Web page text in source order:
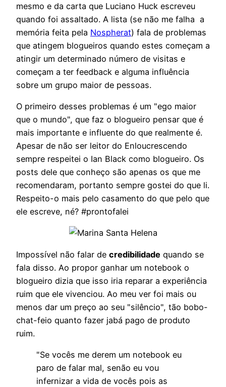
mesmo e da carta que Luciano Huck escreveu
quando foi assaltado. A lista (se não me falha a
memória feita pela Nospherat) fala de problemas
que atingem blogueiros quando estes começam a
atingir um determinado número de visitas e
começam a ter feedback e alguma influência
sobre um grupo maior de pessoas.
O primeiro desses problemas é um "ego maior
que o mundo", que faz o blogueiro pensar que é
mais importante e influente do que realmente é.
Apesar de não ser leitor do Enloucrescendo
sempre respeitei o Ian Black como blogueiro. Os
posts dele que conheço são apenas os que me
recomendaram, portanto sempre gostei do que li.
Respeito-o mais pelo casamento do que pelo que
ele escreve, né? #prontofalei
Impossível não falar de credibilidade quando se
fala disso. Ao propor ganhar um notebook o
blogueiro dizia que isso iria reparar a experiência
ruim que ele vivenciou. Ao meu ver foi mais ou
menos dar um preço ao seu "silêncio", tão bobo-
chat-feio quanto fazer jabá pago de produto
ruim.
"Se vocês me derem um notebook eu
paro de falar mal, senão eu vou
infernizar a vida de vocês pois as